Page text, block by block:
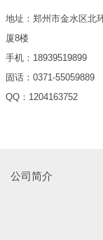
地址：郑州市金水区北
厦8楼
手机：18939519899
固话：0371-55059889
QQ：1204163752
公司简介